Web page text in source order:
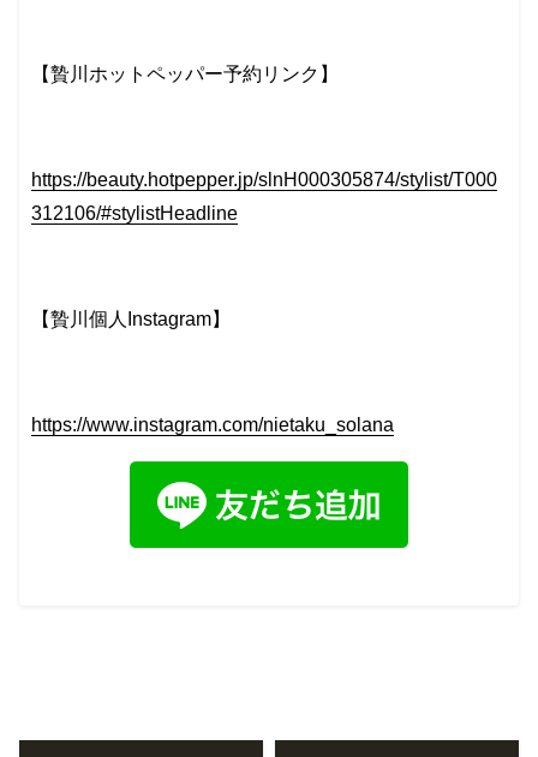
【贄川ホットペッパー予約リンク】
https://beauty.hotpepper.jp/slnH000305874/stylist/T000
312106/#stylistHeadline
【贄川個人Instagram】
https://www.instagram.com/nietaku_solana